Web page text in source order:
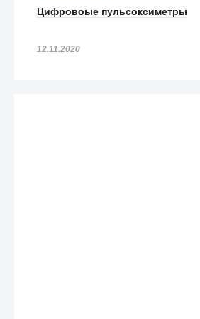
Цифровоые пульсоксиметры
12.11.2020